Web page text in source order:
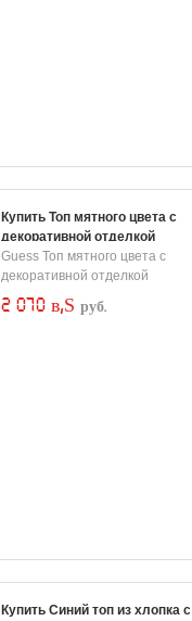
Купить Топ мятного цвета с
декоративной отделкой
Guess Топ мятного цвета с
декоративной отделкой
2 070 в‚Ѕ руб.
Купить Синий топ из хлопка с